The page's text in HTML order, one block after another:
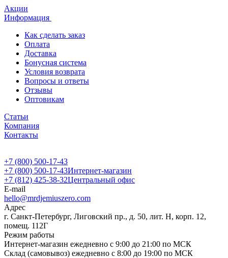
Акции
Информация
Как сделать заказ
Оплата
Доставка
Бонусная система
Условия возврата
Вопросы и ответы
Отзывы
Оптовикам
Статьи
Компания
Контакты
+7 (800) 500-17-43
+7 (800) 500-17-43Интернет-магазин
+7 (812) 425-38-32Центральный офис
E-mail
hello@mrdjemiuszero.com
Адрес
г. Санкт-Петербург, Лиговский пр., д. 50, лит. Н, корп. 12,
помещ. 112Г
Режим работы
Интернет-магазин ежедневно с 9:00 до 21:00 по МСК
Склад (самовывоз) ежедневно с 8:00 до 19:00 по МСК